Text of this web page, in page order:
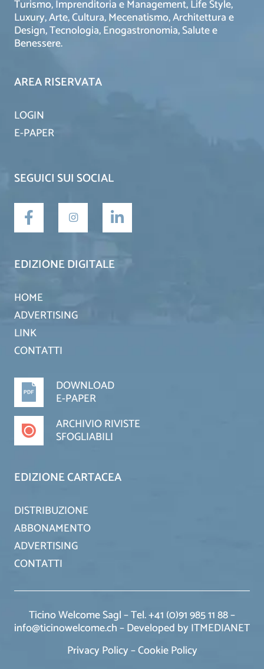
Turismo, Imprenditoria e Management, Life Style,
Luxury, Arte, Cultura, Mecenatismo, Architettura e
Design, Tecnologia, Enogastronomia, Salute e
Benessere.
AREA RISERVATA
LOGIN
E-PAPER
SEGUICI SUI SOCIAL
EDIZIONE DIGITALE
HOME
ADVERTISING
LINK
CONTATTI
DOWNLOAD
E-PAPER
ARCHIVIO RIVISTE
SFOGLIABILI
EDIZIONE CARTACEA
DISTRIBUZIONE
ABBONAMENTO
ADVERTISING
CONTATTI
Ticino Welcome Sagl – Tel. +41 (0)91 985 11 88 –
info@ticinowelcome.ch –Developed by ITMEDIANET
Privacy Policy–Cookie Policy